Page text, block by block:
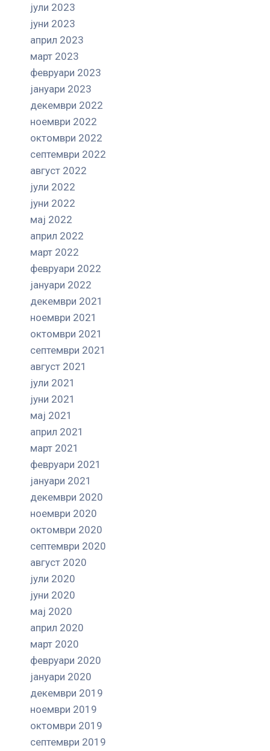
јули 2023
јуни 2023
април 2023
март 2023
февруари 2023
јануари 2023
декември 2022
ноември 2022
октомври 2022
септември 2022
август 2022
јули 2022
јуни 2022
мај 2022
април 2022
март 2022
февруари 2022
јануари 2022
декември 2021
ноември 2021
октомври 2021
септември 2021
август 2021
јули 2021
јуни 2021
мај 2021
април 2021
март 2021
февруари 2021
јануари 2021
декември 2020
ноември 2020
октомври 2020
септември 2020
август 2020
јули 2020
јуни 2020
мај 2020
април 2020
март 2020
февруари 2020
јануари 2020
декември 2019
ноември 2019
октомври 2019
септември 2019